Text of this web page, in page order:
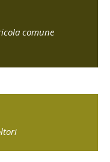
comune